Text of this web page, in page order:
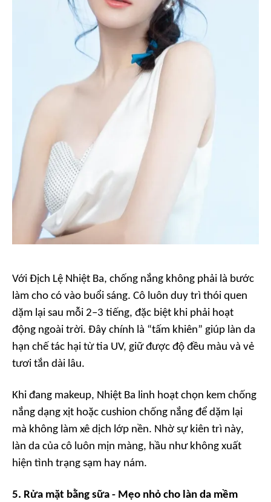
Với Địch Lệ Nhiệt Ba, chống nắng không phải là bước
làm cho có vào buổi sáng. Cô luôn duy trì thói quen
dặm lại sau mỗi 2–3 tiếng, đặc biệt khi phải hoạt
động ngoài trời. Đây chính là “tấm khiên” giúp làn da
hạn chế tác hại từ tia UV, giữ được độ đều màu và vẻ
tươi tắn dài lâu.
Khi đang makeup, Nhiệt Ba linh hoạt chọn kem chống
nắng dạng xịt hoặc cushion chống nắng để dặm lại
mà không làm xê dịch lớp nền. Nhờ sự kiên trì này,
làn da của cô luôn mịn màng, hầu như không xuất
hiện tình trạng sạm hay nám.
5. Rửa mặt bằng sữa - Mẹo nhỏ cho làn da mềm